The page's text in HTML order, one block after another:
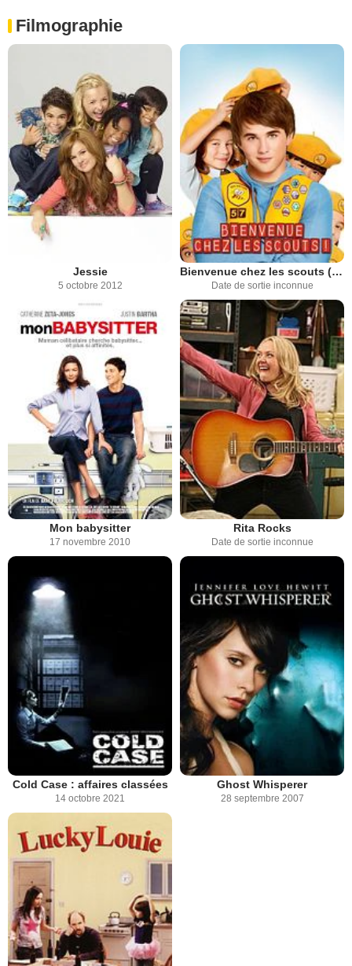
Filmographie
Jessie
5 octobre 2012
Bienvenue chez les scouts (TV)
Date de sortie inconnue
Mon babysitter
17 novembre 2010
Rita Rocks
Date de sortie inconnue
Cold Case : affaires classées
14 octobre 2021
Ghost Whisperer
28 septembre 2007